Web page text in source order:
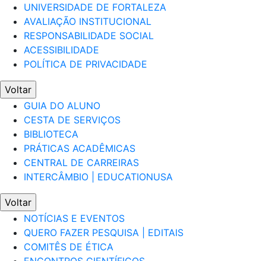
UNIVERSIDADE DE FORTALEZA
AVALIAÇÃO INSTITUCIONAL
RESPONSABILIDADE SOCIAL
ACESSIBILIDADE
POLÍTICA DE PRIVACIDADE
Voltar
GUIA DO ALUNO
CESTA DE SERVIÇOS
BIBLIOTECA
PRÁTICAS ACADÊMICAS
CENTRAL DE CARREIRAS
INTERCÂMBIO | EDUCATIONUSA
Voltar
NOTÍCIAS E EVENTOS
QUERO FAZER PESQUISA | EDITAIS
COMITÊS DE ÉTICA